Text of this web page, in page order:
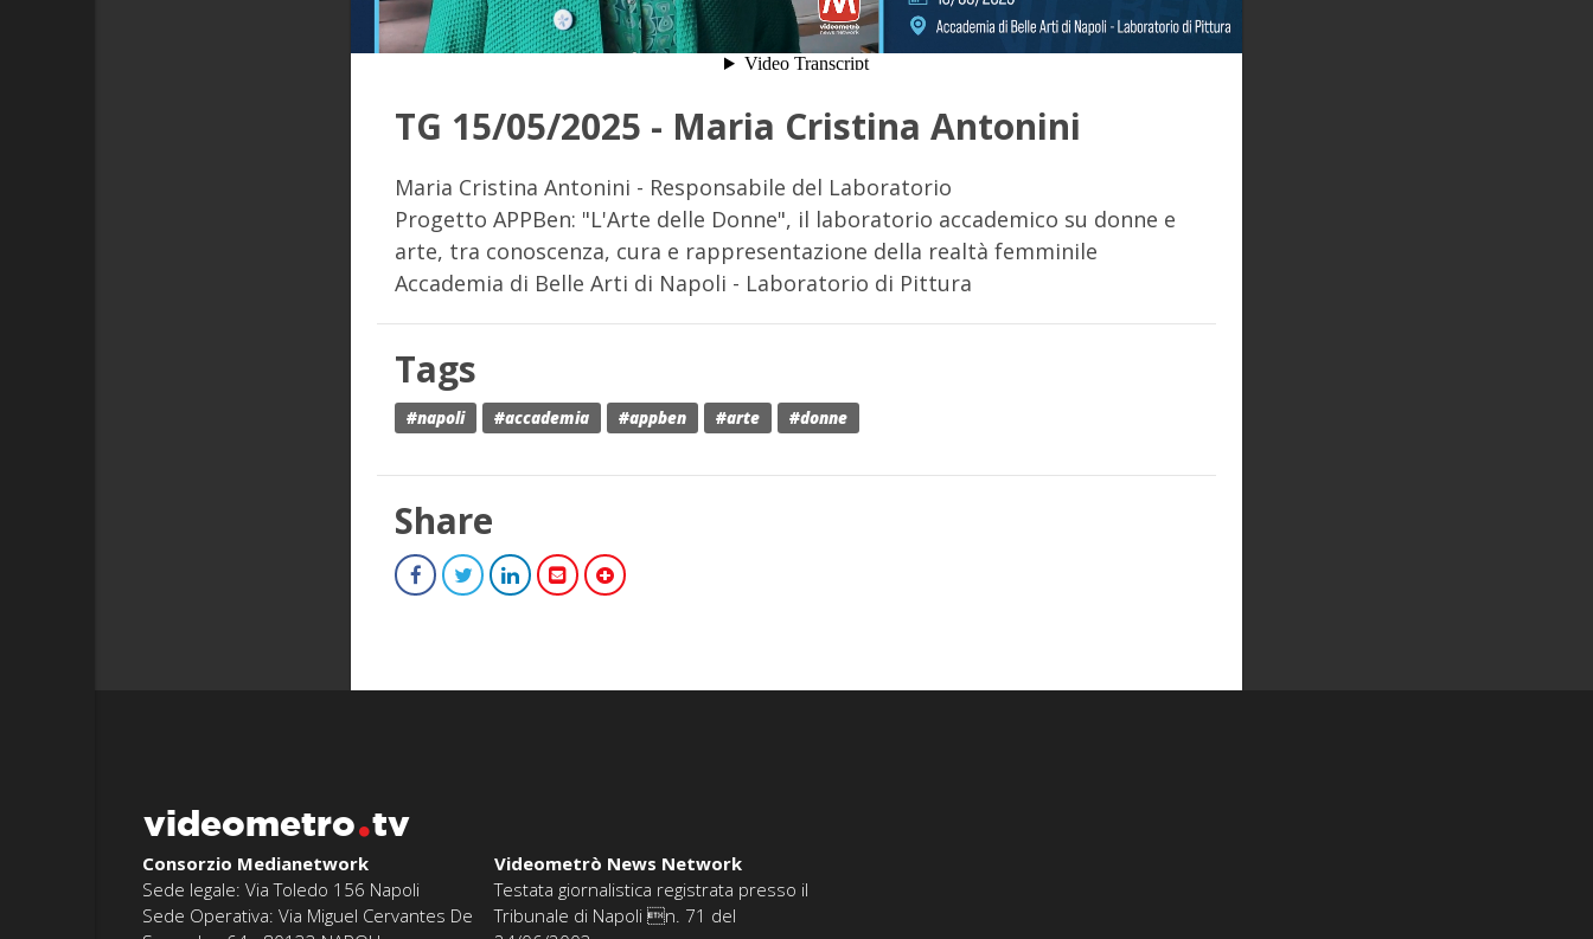
TG 15/05/2025 - Maria Cristina Antonini
Maria Cristina Antonini - Responsabile del Laboratorio
Progetto APPBen: "L'Arte delle Donne", il laboratorio accademico su donne e
arte, tra conoscenza, cura e rappresentazione della realtà femminile
Accademia di Belle Arti di Napoli - Laboratorio di Pittura
Tags
#napoli #accademia #appben #arte #donne
Share
videometro tv
Consorzio Medianetwork
Sede legale: Via Toledo 156 Napoli
Sede Operativa: Via Miguel Cervantes De
Videometrò News Network
Testata giornalistica registrata presso il
Tribunale di Napoli n. 71 del